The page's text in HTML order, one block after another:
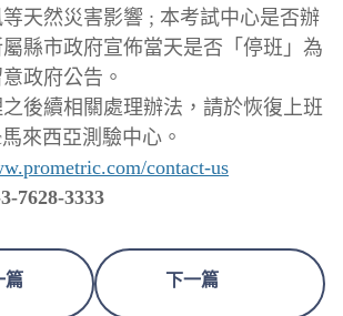
天然災害影響 ; 本考試中心是否辦
縣市政府宣佈當天是否「停班」為
政府公告。
後續相關處理辦法，請於恢復上班
來西亞測驗中心。
contact-us
7628-3333
篇 下一篇